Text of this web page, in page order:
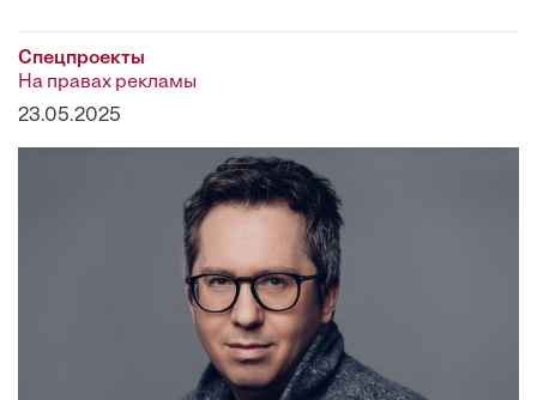
Спецпроекты
На правах рекламы
23.05.2025